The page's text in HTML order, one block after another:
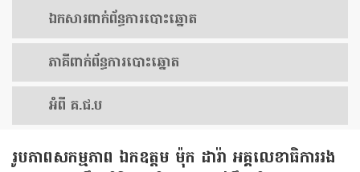
ឯកសារ​ពាក់ព័ន្ធ​ការ​បោះឆ្នោត
​ភាគីពាក់ព័ន្ធ​​ការ​បោះឆ្នោត
អំពី គ.ជ.ប
រូបភាពសកម្មភាព ឯកឧត្ដម ម៉ុក ដារ៉ា អគ្គលេខាធិការរង